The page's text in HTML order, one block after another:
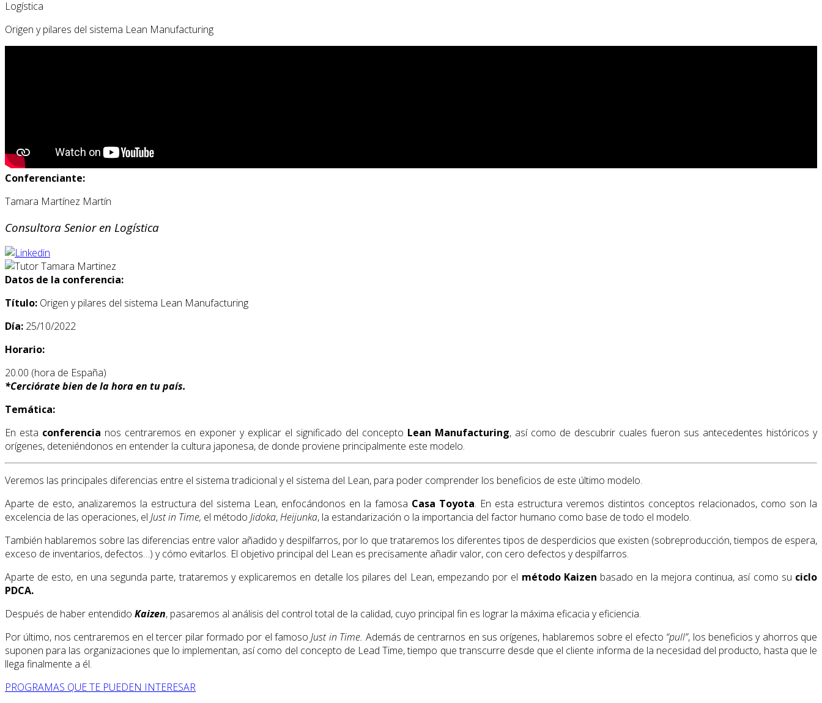
Logística
Origen y pilares del sistema Lean Manufacturing
Conferenciante:
Tamara Martínez Martín
Consultora Senior en Logística
Datos de la conferencia:
Título: Origen y pilares del sistema Lean Manufacturing
Día: 25/10/2022
Horario:
20.00 (hora de España)
*Cerciórate bien de la hora en tu país.
Temática:
En esta conferencia nos centraremos en exponer y explicar el significado del concepto Lean Manufacturing, así como de descubrir cuales fueron sus antecedentes históricos y
orígenes, deteniéndonos en entender la cultura japonesa, de donde proviene principalmente este modelo.
Veremos las principales diferencias entre el sistema tradicional y el sistema del Lean, para poder comprender los beneficios de este último modelo.
Aparte de esto, analizaremos la estructura del sistema Lean, enfocándonos en la famosa Casa Toyota. En esta estructura veremos distintos conceptos relacionados, como son la
excelencia de las operaciones, el Just in Time, el método Jidoka,Heijunka, la estandarización o la importancia del factor humano como base de todo el modelo.
También hablaremos sobre las diferencias entre valor añadido y despilfarros, por lo que trataremos los diferentes tipos de desperdicios que existen (sobreproducción, tiempos de espera,
exceso de inventarios, defectos…) y cómo evitarlos. El objetivo principal del Lean es precisamente añadir valor, con cero defectos y despilfarros.
Aparte de esto, en una segunda parte, trataremos y explicaremos en detalle los pilares del Lean, empezando por el método Kaizen basado en la mejora continua, así como su ciclo
PDCA.
Después de haber entendido Kaizen, pasaremos al análisis del control total de la calidad, cuyo principal fin es lograr la máxima eficacia y eficiencia.
Por último, nos centraremos en el tercer pilar formado por el famosoJust in Time. Además de centrarnos en sus orígenes, hablaremos sobre el efecto “pull”, los beneficios y ahorros que
suponen para las organizaciones que lo implementan, así como del concepto de Lead Time, tiempo que transcurre desde que el cliente informa de la necesidad del producto, hasta que le
llega finalmente a él.
PROGRAMAS QUE TE PUEDEN INTERESAR